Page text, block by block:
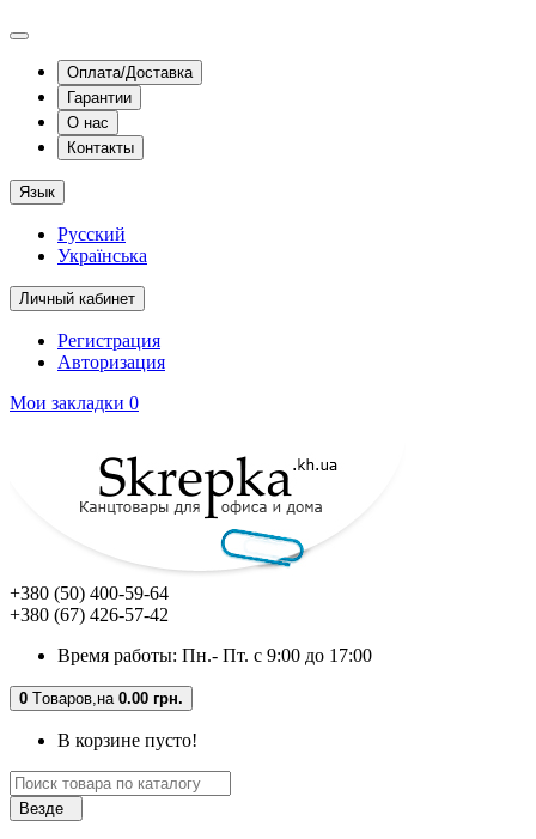
Оплата/Доставка
Гарантии
О нас
Контакты
Язык
Русский
Українська
Личный кабинет
Регистрация
Авторизация
Мои закладки 0
+380 (50) 400-59-64
+380 (67) 426-57-42
Время работы: Пн.- Пт. с 9:00 до 17:00
0 Tоваров,на 0.00 грн.
В корзине пусто!
Везде